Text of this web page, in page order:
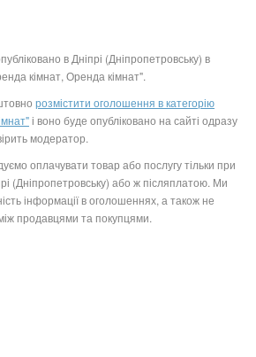
в Дніпрі (Дніпропетровську) в
кімнат, Оренда кімнат".
розмістити оголошення в категорію
і воно буде опубліковано на сайті одразу
модератор.
оплачувати товар або послугу тільки при
(Дніпропетровську) або ж післяплатою. Ми
інформації в оголошеннях, а також не
продавцями та покупцями.